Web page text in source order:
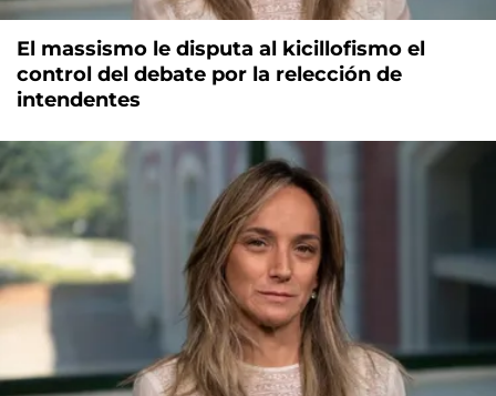
El massismo le disputa al kicillofismo el
control del debate por la relección de
intendentes